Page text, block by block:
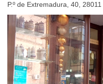
P.º de Extremadura, 40,